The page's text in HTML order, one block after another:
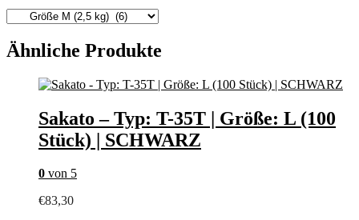
Ähnliche Produkte
Sakato – Typ: T-35T | Größe: L (100
Stück) | SCHWARZ
0 von 5
€83,30